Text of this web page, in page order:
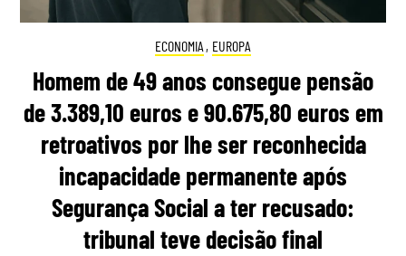
ECONOMIA , EUROPA
Homem de 49 anos consegue pensão
de 3.389,10 euros e 90.675,80 euros em
retroativos por lhe ser reconhecida
incapacidade permanente após
Segurança Social a ter recusado:
tribunal teve decisão final